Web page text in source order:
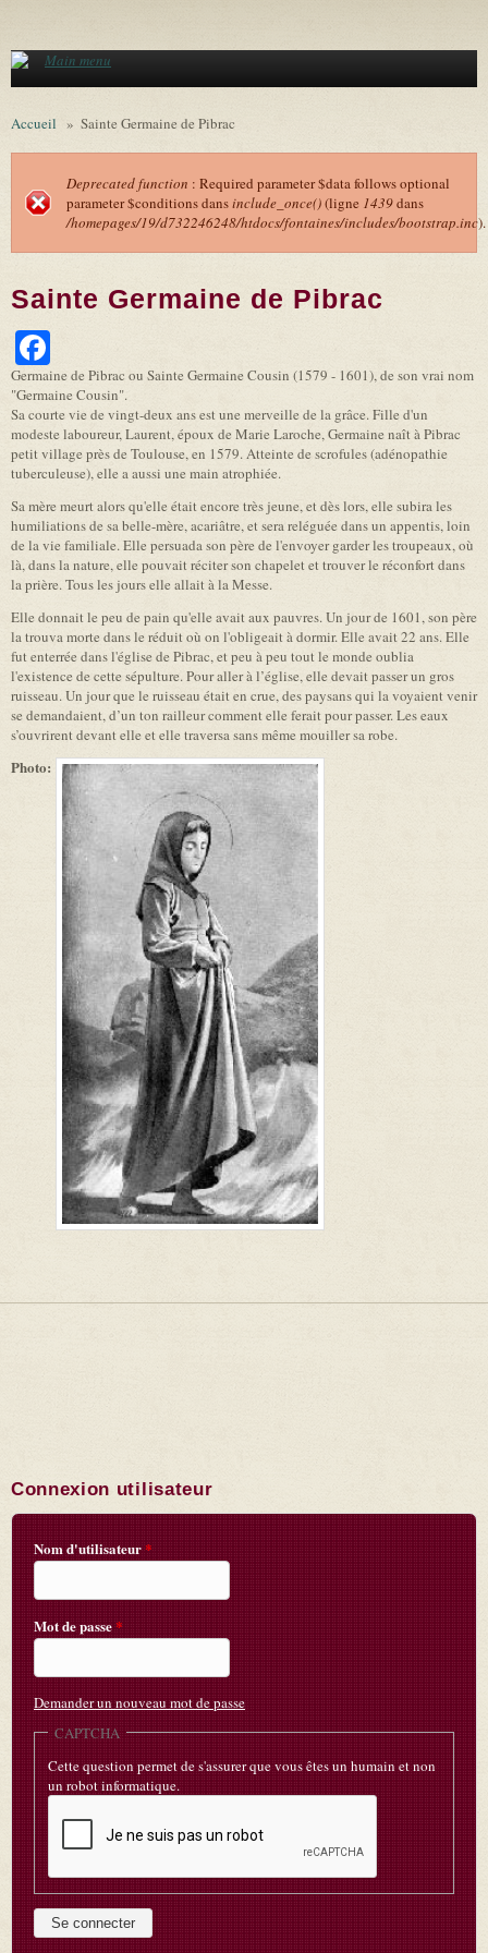
Main menu
Accueil » Sainte Germaine de Pibrac
Message d'erreur
Deprecated function : Required parameter $data follows optional
parameter $conditions dansinclude_once()(ligne 1439dans
/homepages/19/d732246248/htdocs/fontaines/includes/bootstrap.inc).
Sainte Germaine de Pibrac
Germaine de Pibrac ou Sainte Germaine Cousin (1579 - 1601), de son vrai nom
"Germaine Cousin".
Sa courte vie de vingt-deux ans est une merveille de la grâce. Fille d'un
modeste laboureur, Laurent, époux de Marie Laroche, Germaine naît à Pibrac
petit village près de Toulouse, en 1579. Atteinte de scrofules (adénopathie
tuberculeuse), elle a aussi une main atrophiée.
Sa mère meurt alors qu'elle était encore très jeune, et dès lors, elle subira les
humiliations de sa belle-mère, acariâtre, et sera reléguée dans un appentis, loin
de la vie familiale. Elle persuada son père de l'envoyer garder les troupeaux, où
là, dans la nature, elle pouvait réciter son chapelet et trouver le réconfort dans
la prière. Tous les jours elle allait à la Messe.
Elle donnait le peu de pain qu'elle avait aux pauvres. Un jour de 1601, son père
la trouva morte dans le réduit où on l'obligeait à dormir. Elle avait 22 ans. Elle
fut enterrée dans l'église de Pibrac, et peu à peu tout le monde oublia
l'existence de cette sépulture. Pour aller à l’église, elle devait passer un gros
ruisseau. Un jour que le ruisseau était en crue, des paysans qui la voyaient venir
se demandaient, d’un ton railleur comment elle ferait pour passer. Les eaux
s’ouvrirent devant elle et elle traversa sans même mouiller sa robe.
Photo:
Connexion utilisateur
Nom d'utilisateur*
Mot de passe*
Demander un nouveau mot de passe
CAPTCHA
Cette question permet de s'assurer que vous êtes un humain et non
un robot informatique.